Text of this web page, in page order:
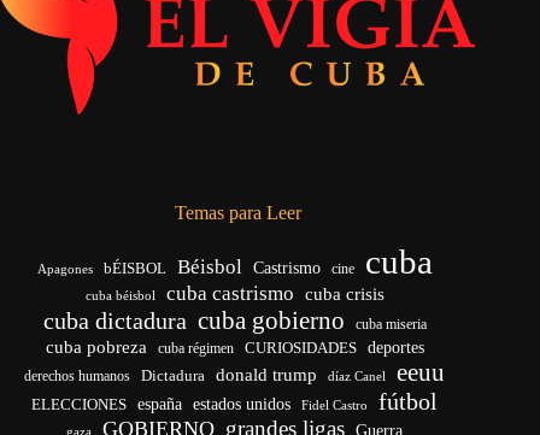
Temas para Leer
Apagones bÉISBOL Béisbol Castrismo cine cuba
cuba béisbol cuba castrismo cuba crisis
cuba dictadura cuba gobierno cuba miseria
cuba pobreza cuba régimen CURIOSIDADES deportes
derechos humanos Dictadura donald trump díaz Canel eeuu
ELECCIONES españa estados unidos Fidel Castro fútbol
gaza GOBIERNO grandes ligas Guerra